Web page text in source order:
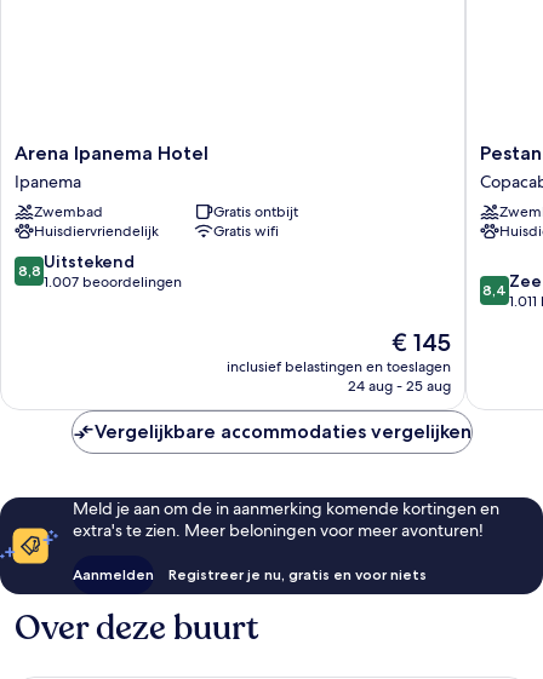
Arena
Ipanema
Hotel
Ipanema
Arena Ipanema Hotel
Ipanema
Zwembad
Gratis ontbijt
Huisdiervriendelijk
Gratis wifi
8.8
van
8,8 Uitstekend
1.007 beoordelingen
De
prijs
is
€ 145
inclusief belastingen en toeslagen
24 aug - 25 aug
Pestana
Rio
Atlantica
8.4
van
8,4
Vergelijkbare accommodaties vergelijken
Meld je aan om de in aanmerking komende kortingen en
extra's te zien. Meer beloningen voor meer avonturen!
Aanmelden Registreer je nu, gratis en voor niets
Over deze buurt